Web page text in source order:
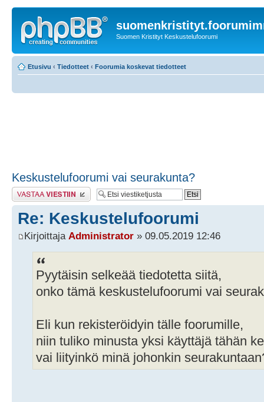
Suomen Kristityt Keskustelufoorumi
Etusivu ‹ Tiedotteet ‹ Foorumia koskevat tiedotteet
Keskustelufoorumi vai seurakunta?
Lähetä vastaus
Re: Keskustelufoorumi
Kirjoittaja Administrator » 09.05.2019 12:46
Pyytäisin selkeää tiedotetta siitä,
onko tämä keskustelufoorumi vai
Eli kun rekisteröidyin tälle foorumille,
niin tuliko minusta yksi käyttäjä tähän
vai liityinkö minä johonkin